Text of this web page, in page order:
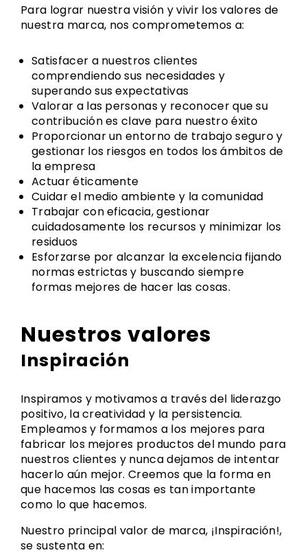
Para lograr nuestra visión y vivir los valores de
nuestra marca, nos comprometemos a:
Satisfacer a nuestros clientes
comprendiendo sus necesidades y
superando sus expectativas
Valorar a las personas y reconocer que su
contribución es clave para nuestro éxito
Proporcionar un entorno de trabajo seguro y
gestionar los riesgos en todos los ámbitos de
la empresa
Actuar éticamente
Cuidar el medio ambiente y la comunidad
Trabajar con eficacia, gestionar
cuidadosamente los recursos y minimizar los
residuos
Esforzarse por alcanzar la excelencia fijando
normas estrictas y buscando siempre
formas mejores de hacer las cosas.
Nuestros valores
Inspiración
Inspiramos y motivamos a través del liderazgo
positivo, la creatividad y la persistencia.
Empleamos y formamos a los mejores para
fabricar los mejores productos del mundo para
nuestros clientes y nunca dejamos de intentar
hacerlo aún mejor. Creemos que la forma en
que hacemos las cosas es tan importante
como lo que hacemos.
Nuestro principal valor de marca, ¡Inspiración!,
se sustenta en: